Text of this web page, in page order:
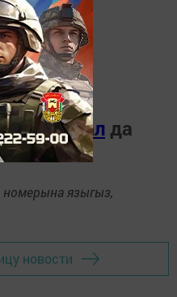
в
MАХ:
канал да
номерына языгыз,
новости